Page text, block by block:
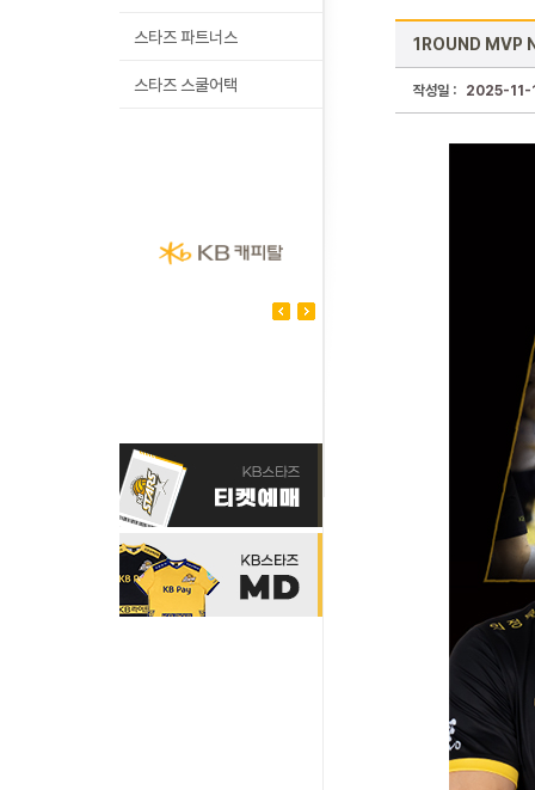
스타즈 파트너스
스타즈 스쿨어택
1ROUND MVP
작성일 : 2025-11-